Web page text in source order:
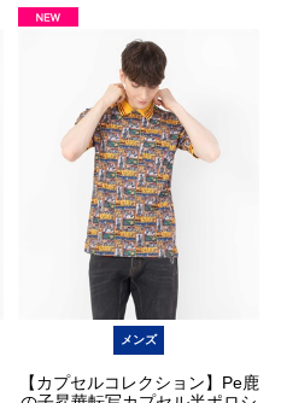
メンズ
【カプセルコレクション】Pe鹿